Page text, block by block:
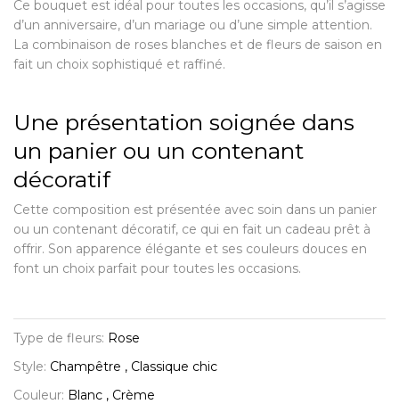
Ce bouquet est idéal pour toutes les occasions, qu’il s’agisse
d’un anniversaire, d’un mariage ou d’une simple attention.
La combinaison de roses blanches et de fleurs de saison en
fait un choix sophistiqué et raffiné.
Une présentation soignée dans
un panier ou un contenant
décoratif
Cette composition est présentée avec soin dans un panier
ou un contenant décoratif, ce qui en fait un cadeau prêt à
offrir. Son apparence élégante et ses couleurs douces en
font un choix parfait pour toutes les occasions.
Type de fleurs: Rose
Style: Champêtre , Classique chic
Couleur: Blanc , Crème